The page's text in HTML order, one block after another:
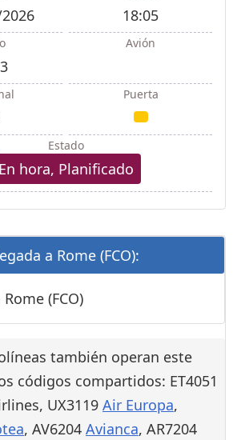
18:05
Avión
Puerta
Estado
En hora, Planificado
a Rome (FCO):
(FCO)
también operan este
códigos compartidos: ET4051
UX3119 Air Europa,
, AV6204 Avianca, AR7204